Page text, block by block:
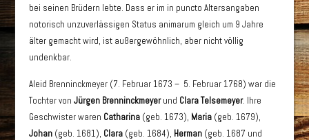
bei seinen Brüdern lebte. Dass er im in puncto Altersangaben
notorisch unzuverlässigen Status animarum gleich um 9 Jahre
älter gemacht wird, ist außergewöhnlich, aber nicht völlig
undenkbar.
Aleid Brenninckmeyer (7. Februar 1673 – 5. Februar 1768) war die
Tochter vonJürgen Brenninckmeyerund Clara Telsemeyer. Ihre
Geschwister waren Catharina (geb. 1673), Maria (geb. 1679),
Johan (geb. 1681), Clara (geb. 1684), Herman (geb. 1687 und